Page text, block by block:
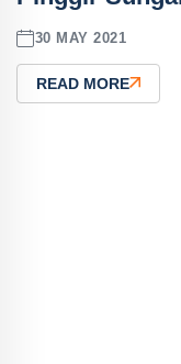
30 MAY 2021
READ MORE